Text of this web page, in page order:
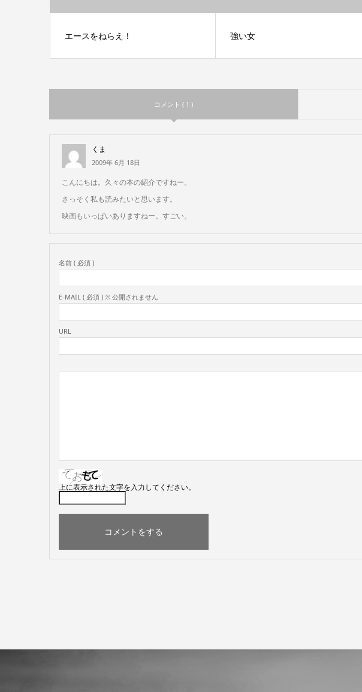
エースをねらえ！ 強い女
コメント ( 1 )
くま
2009年 6月 18日
こんにちは。久々の本の紹介ですねー。
さっそく私も読みたいと思います。
映画もいっぱいありますねー。すごい。
名前 ( 必須 )
E-MAIL ( 必須 ) ※ 公開されません
URL
上に表示された文字を入力してください。